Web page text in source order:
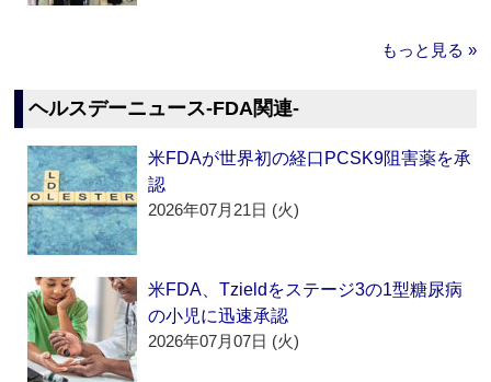
もっと見る »
ヘルスデーニュース‐FDA関連‐
米FDAが世界初の経口PCSK9阻害薬を承
認
2026年07月21日 (火)
米FDA、Tzieldをステージ3の1型糖尿病
の小児に迅速承認
2026年07月07日 (火)